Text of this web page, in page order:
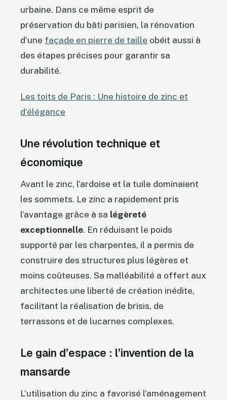
urbaine. Dans ce même esprit de
préservation du bâti parisien, la rénovation
d’une façade en pierre de taille obéit aussi à
des étapes précises pour garantir sa
durabilité.
Les toits de Paris : Une histoire de zinc et
d’élégance
Une révolution technique et
économique
Avant le zinc, l’ardoise et la tuile dominaient
les sommets. Le zinc a rapidement pris
l’avantage grâce à sa légèreté
exceptionnelle. En réduisant le poids
supporté par les charpentes, il a permis de
construire des structures plus légères et
moins coûteuses. Sa malléabilité a offert aux
architectes une liberté de création inédite,
facilitant la réalisation de brisis, de
terrassons et de lucarnes complexes.
Le gain d’espace : l’invention de la
mansarde
L’utilisation du zinc a favorisé l’aménagement